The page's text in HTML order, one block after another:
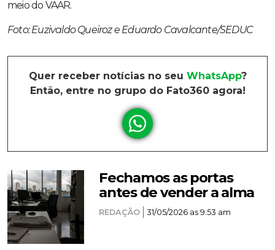
meio do VAAR.
Foto: Euzivaldo Queiroz e Eduardo Cavalcante/SEDUC
Quer receber notícias no seu WhatsApp?
Então, entre no grupo do Fato360 agora!
Fechamos as portas
antes de vender a alma
REDAÇÃO 31/05/2026 as 9:53 am